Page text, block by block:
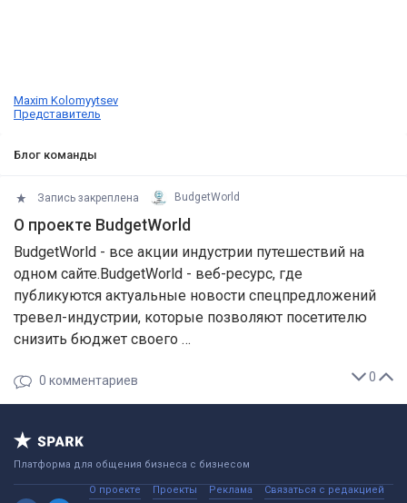
Maxim Kolomyytsev
Представитель
Блог команды
Запись закреплена BudgetWorld
О проекте BudgetWorld
BudgetWorld - все акции индустрии путешествий на
одном сайте.BudgetWorld - веб-ресурс, где
публикуются актуальные новости спецпредложений
тревел-индустрии, которые позволяют посетителю
снизить бюджет своего …
0
0 комментариев
Платформа для общения бизнеса с бизнесом
О проекте Проекты Реклама Связаться с редакцией